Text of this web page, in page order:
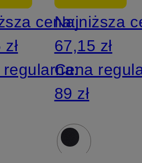
cena:
regularna:
Najniższa
67,15 zł
Cena
89 zł